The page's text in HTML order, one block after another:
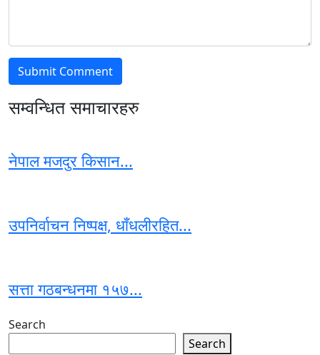
सम्वन्धित समाचारहरु
नेपाल मजदुर किसान...
उपनिर्वाचन निष्पक्ष, धाँधलीरहित...
सत्ता गठबन्धनमा १५७...
Search
Search